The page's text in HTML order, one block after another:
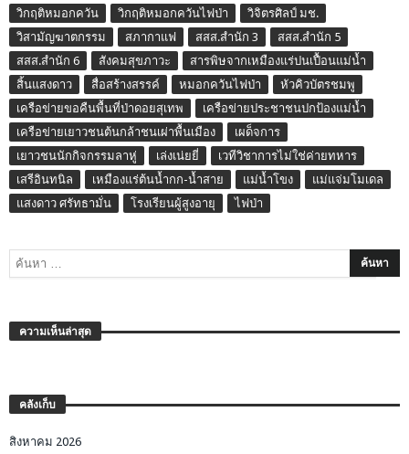
วิกฤติหมอกควัน วิกฤติหมอกควันไฟป่า
วิจิตรศิลป์ มช.
วิสามัญฆาตกรรม
สภากาแฟ สสส.สำนัก 3
สสส.สำนัก 5
สสส.สำนัก 6
สังคมสุขภาวะ
สารพิษจากเหมืองแร่ปนเปื้อนแม่น้ำ
สิ้นแสงดาว
สื่อสร้างสรรค์ หมอกควันไฟป่า
หัวคิวบัตรชมพู
เครือข่ายขอคืนพื้นที่ป่าดอยสุเทพ
เครือข่ายประชาชนปกป้องแม่น้ำ
เครือข่ายเยาวชนต้นกล้าชนเผ่าพื้นเมือง
เผด็จการ
เยาวชนนักกิจกรรมลาหู่
เล่งเน่ยยี่
เวทีวิชาการไม่ใช่ค่ายทหาร
เสรีอินทนิล
เหมืองแร่ต้นน้ำกก-น้ำสาย แม่น้ำโขง
แม่แจ่มโมเดล
แสงดาว ศรัทธามั่น
โรงเรียนผู้สูงอายุ ไฟป่า
ความเห็นล่าสุด
คลังเก็บ
สิงหาคม 2026